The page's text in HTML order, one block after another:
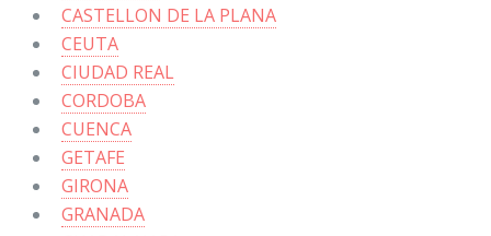
CASTELLON DE LA PLANA
CEUTA
CIUDAD REAL
CORDOBA
CUENCA
GETAFE
GIRONA
GRANADA